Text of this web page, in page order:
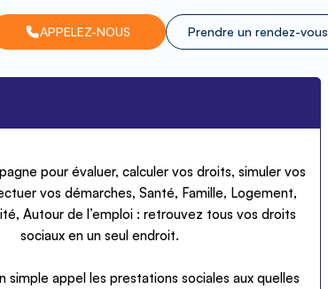
APPELEZ-NOUS Prendre un rendez-vous
pour évaluer,calculer vos droits, simuler vos
vos démarches, Santé, Famille, Logement,
Autour de l’emploi : retrouvez tous vos droits
sociaux en un seul endroit.
simple appel les prestations sociales aux quelles